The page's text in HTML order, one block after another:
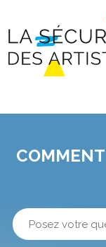
redirigé
détaillée
de
la